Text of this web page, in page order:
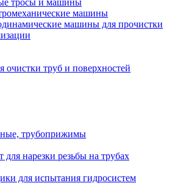
тросы и машины
машины
машины для прочистки
очистки труб и поверхностей
трубоприжимы
для нарезки резьбы на трубах
для испытания гидросистем